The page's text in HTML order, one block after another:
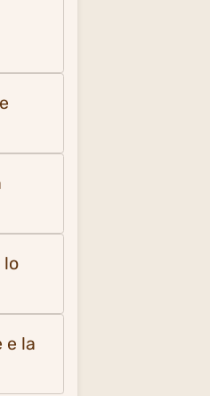
lo
e la